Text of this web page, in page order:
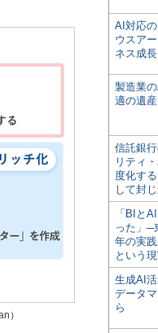
）
AI対応
ウスア
ネス成
製造業
適の遺
信託銀
リティ
度化す
して封
「BIと
った」─
年の実
という
生成AI
データ
ら